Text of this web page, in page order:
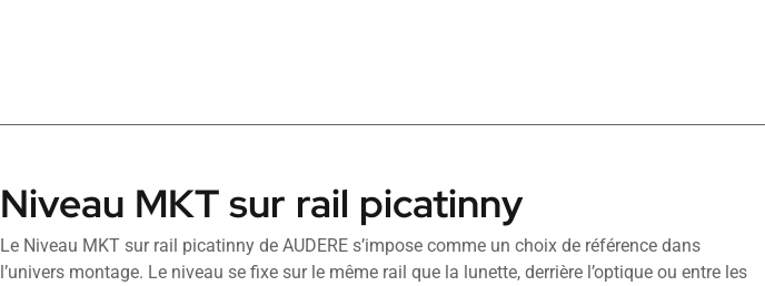
Niveau MKT sur rail picatinny
Le Niveau MKT sur rail picatinny de AUDERE s’impose comme un choix de référence dans
l’univers montage. Le niveau se fixe sur le même rail que la lunette, derrière l’optique ou entre les